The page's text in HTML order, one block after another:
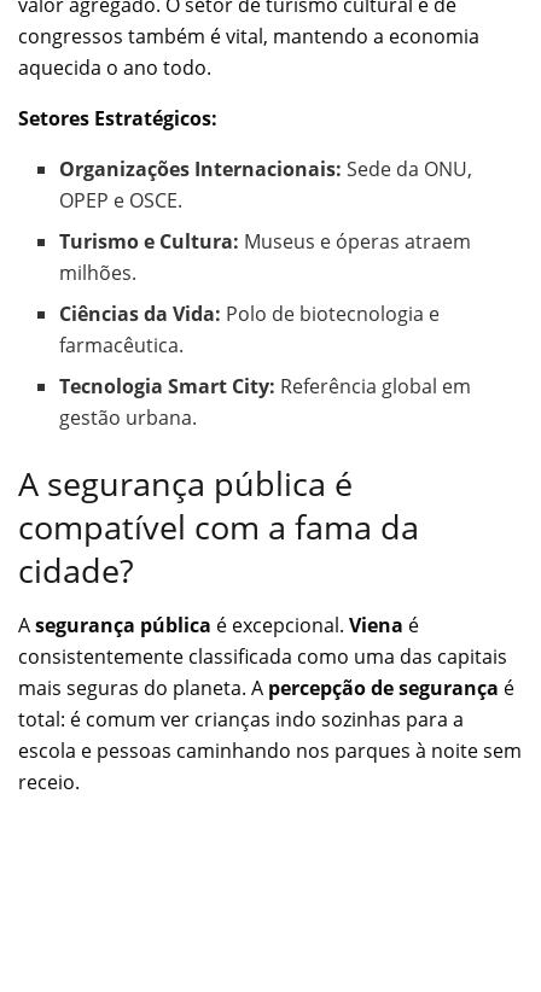
valor agregado. O setor de turismo cultural e de
congressos também é vital, mantendo a economia
aquecida o ano todo.
Setores Estratégicos:
Organizações Internacionais: Sede da ONU,
OPEP e OSCE.
Turismo e Cultura: Museus e óperas atraem
milhões.
Ciências da Vida: Polo de biotecnologia e
farmacêutica.
Tecnologia Smart City: Referência global em
gestão urbana.
A segurança pública é
compatível com a fama da
cidade?
Asegurança pública é excepcional. Viena é
consistentemente classificada como uma das capitais
mais seguras do planeta. A percepção de segurança é
total: é comum ver crianças indo sozinhas para a
escola e pessoas caminhando nos parques à noite sem
receio.